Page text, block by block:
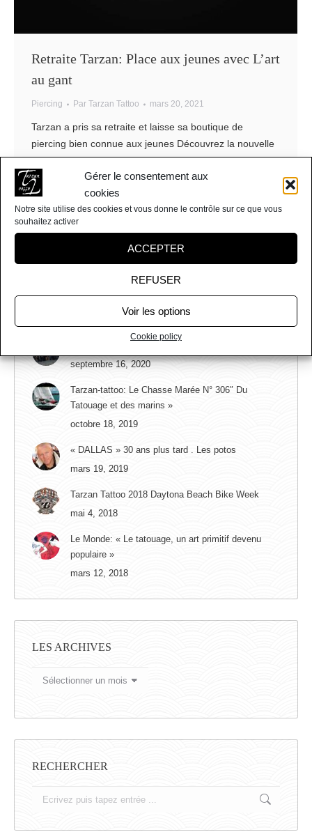
Gérer le consentement aux
cookies
Notre site utilise des cookies et vous donne le contrôle sur ce que vous
souhaitez activer
ACCEPTER
REFUSER
Voir les options
Cookie policy
Retraite Tarzan: Place aux jeunes avec L’art
au gant
Piercing Par Tarzan Tattoo mars 20, 2021
Tarzan a pris sa retraite et laisse sa boutique de
piercing bien connue aux jeunes Découvrez la nouvelle
boutique de piercing, l’art au gant
Retraite Tarzan: Place aux jeunes avec L’art au
septembre 16, 2020
Tarzan-tattoo: Le Chasse Marée N° 306″ Du
Tatouage et des marins »
octobre 18, 2019
« DALLAS » 30 ans plus tard . Les potos
mars 19, 2019
Tarzan Tattoo 2018 Daytona Beach Bike Week
mai 4, 2018
Le Monde: « Le tatouage, un art primitif devenu
populaire »
mars 12, 2018
LES ARCHIVES
RECHERCHER